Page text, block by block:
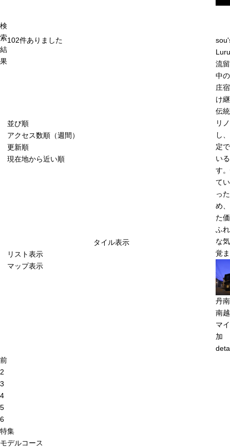
検
索
結
果
102件ありました
並び順
アクセス数順（週間）
更新順
現在地から近い順
タイル表示
リスト表示
マップ表示
Luru
流
中
庄
け
伝
リ
し
定
い
す
て
っ
め
た
ふ
な
覚
丹南
南
マ
加
前
2
3
4
5
6
特集
モデルコース